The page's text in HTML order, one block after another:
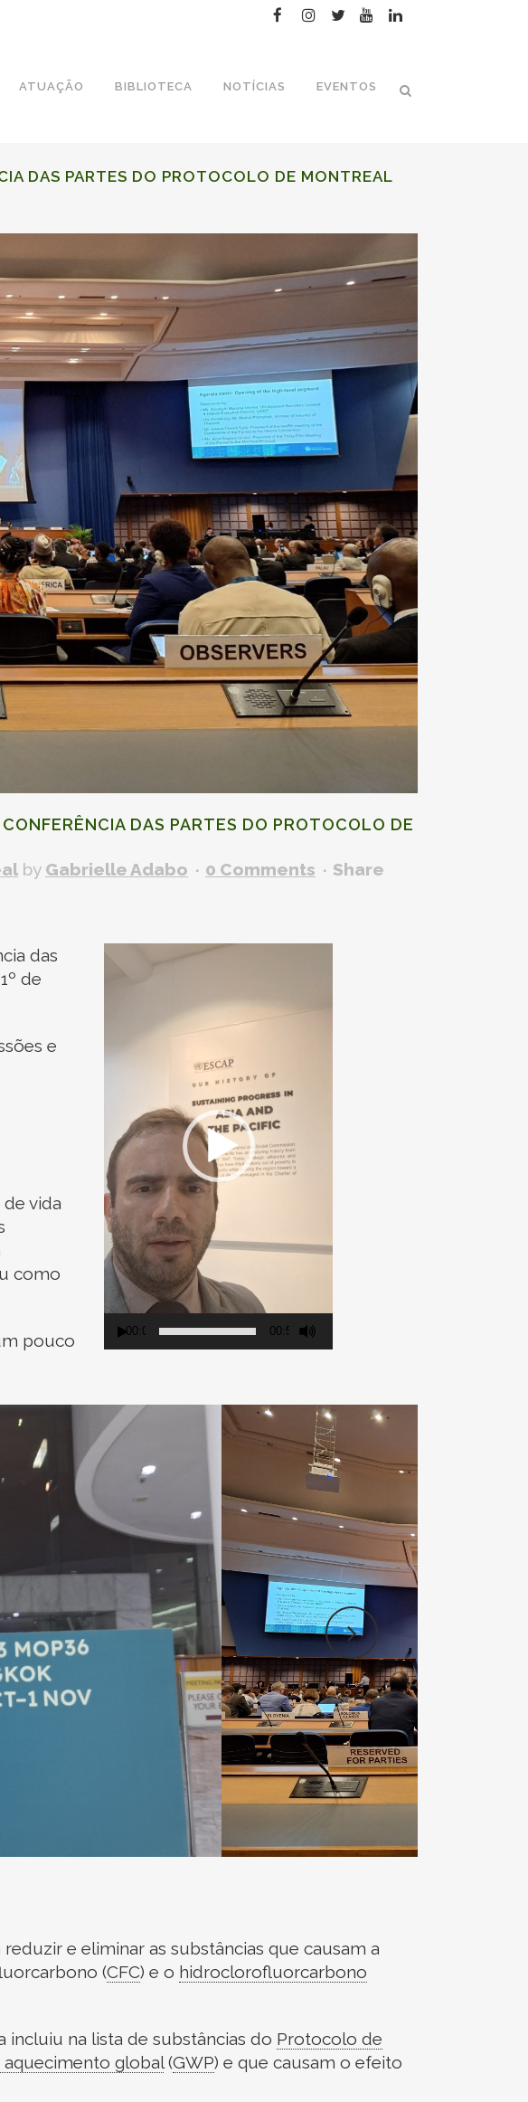
ATUAÇÃO BIBLIOTECA NOTÍCIAS EVENTOS
DAS PARTES DO PROTOCOLO DE MONTREAL
DAS PARTES DO PROTOCOLO DE
by Gabrielle Adabo 0 Comments
Share
das
de
e
vida
como
pouco
00:00 00:59
e eliminar as substâncias que causam a
(CFC) e o hidroclorofluorcarbono
incluiu na lista de substâncias do Protocolo de
aquecimento global (GWP) e que causam o efeito